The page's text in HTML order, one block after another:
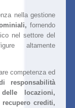
nella gestione
fornendo
nel settore del
altamente
competenza ed
responsabilità
locazioni,
crediti,